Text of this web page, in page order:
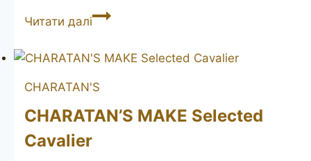
Читати даліW.Ø.
Handmade
grain
+
CHARATAN'S
CHARATAN’S MAKE Selected
Cavalier